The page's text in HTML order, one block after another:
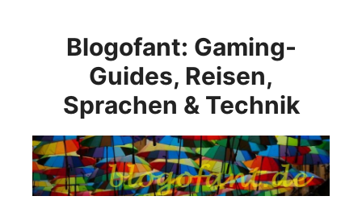
Blogofant: Gaming-
Guides, Reisen,
Sprachen & Technik